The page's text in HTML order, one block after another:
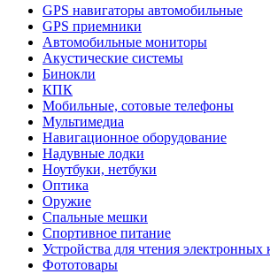
GPS навигаторы автомобильные
GPS приемники
Автомобильные мониторы
Акустические системы
Бинокли
КПК
Мобильные, сотовые телефоны
Мультимедиа
Навигационное оборудование
Надувные лодки
Ноутбуки, нетбуки
Оптика
Оружие
Спальные мешки
Спортивное питание
Устройства для чтения электронных
Фототовары